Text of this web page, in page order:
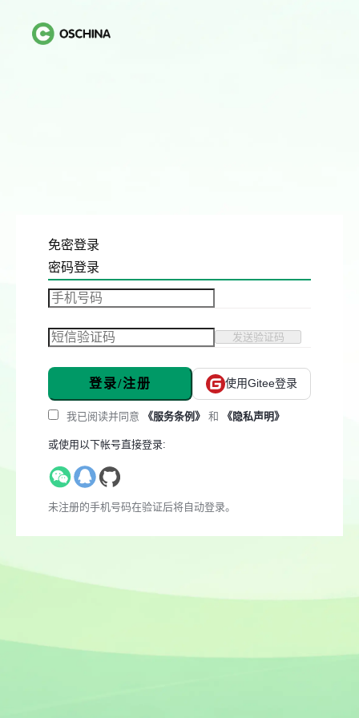
免密登录
密码登录
发送验证码
登录/注册 使用Gitee登录
我已阅读并同意 《服务条例》 和 《隐私声明》
或使用以下帐号直接登录:
未注册的手机号码在验证后将自动登录。